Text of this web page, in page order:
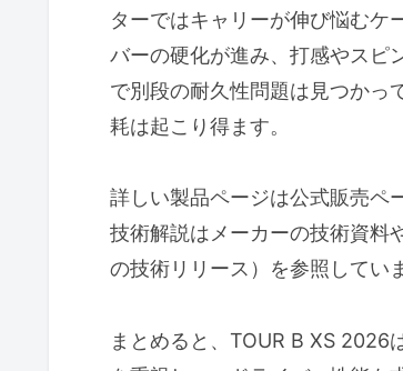
ターではキャリーが伸び悩むケ
バーの硬化が進み、打感やスピ
で別段の耐久性問題は見つかっ
耗は起こり得ます。
詳しい製品ページは公式販売ペ
技術解説はメーカーの技術資料
の技術リリース）を参照してい
まとめると、TOUR B XS 2026